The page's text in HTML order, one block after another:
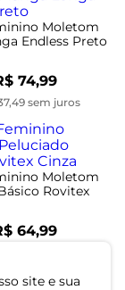
site e sua
Moletom
Endless Preto
74,99
sem juros
Moletom
Rovitex
64,99